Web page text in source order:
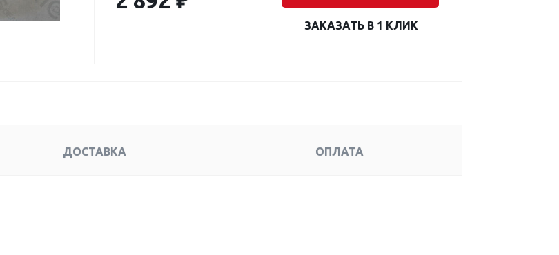
ЗАКАЗАТЬ В 1 КЛИК
ДОСТАВКА ОПЛАТА